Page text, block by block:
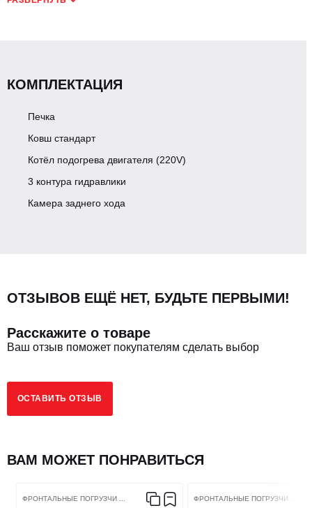
ДВИГАТЕЛЬ
Экологический класс
Крутящий момент ДВС, Нм
Тип охлаждения ДВС
КОМПЛЕКТАЦИЯ
Печка
Ковш стандарт
Котёл подогрева двигателя (220V)
3 контура гидравлики
Камера заднего хода
ОТЗЫВОВ ЕЩЁ НЕТ, БУДЬТЕ ПЕРВЫМИ!
Расскажите о товаре
Ваш отзыв поможет покупателям сделать выбор
ОСТАВИТЬ ОТЗЫВ
ВАМ МОЖЕТ ПОНРАВИТЬСЯ
ФРОНТАЛЬНЫЕ ПОГРУЗЧИ ... ФРОНТАЛЬНЫЕ ПОГРУЗЧИ ...